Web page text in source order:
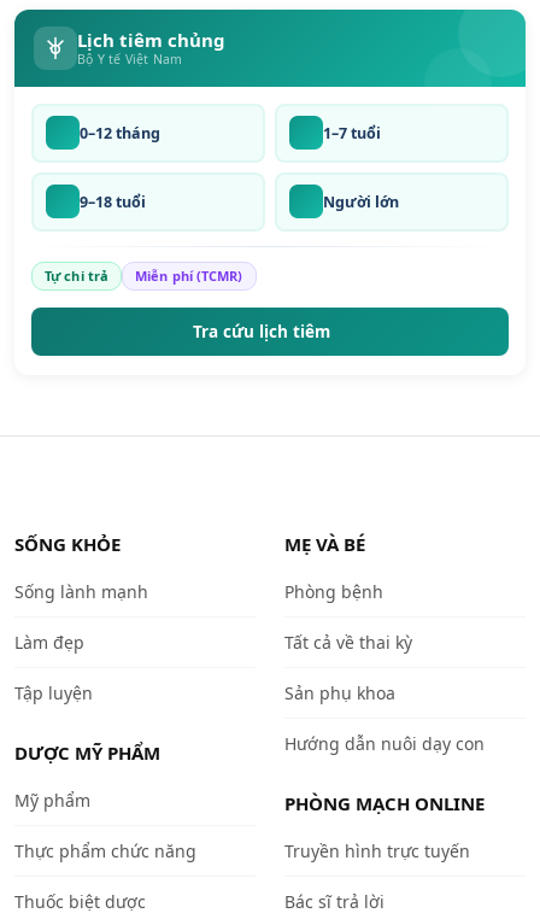
Lịch tiêm chủng
Bộ Y tế Việt Nam
0–12 tháng 1–7 tuổi
9–18 tuổi Người lớn
Tự chi trả Miễn phí (TCMR)
Tra cứu lịch tiêm
SỐNG KHỎE
Sống lành mạnh
Làm đẹp
Tập luyện
DƯỢC MỸ PHẨM
Mỹ phẩm
Thực phẩm chức năng
Thuốc biệt dược
MẸ VÀ BÉ
Phòng bệnh
Tất cả về thai kỳ
Sản phụ khoa
Hướng dẫn nuôi dạy con
PHÒNG MẠCH ONLINE
Truyền hình trực tuyến
Bác sĩ trả lời